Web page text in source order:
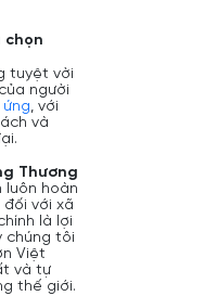
chọn
tuyệt vời
người
ứng, với
và
Thương
luôn hoàn
với xã
là lợi
chúng tôi
Việt
và tự
thế giới.